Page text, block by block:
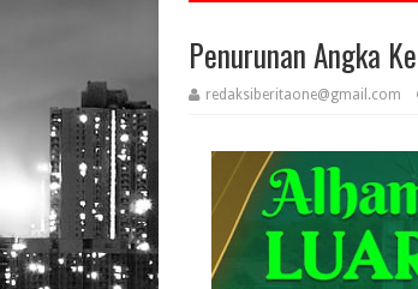
Penurunan Angka
redaksiberitaone@gmail.com